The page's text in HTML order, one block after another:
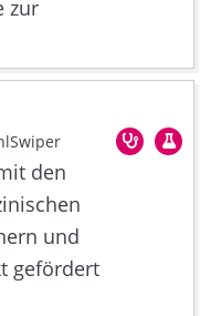
zur
den
und
gefördert